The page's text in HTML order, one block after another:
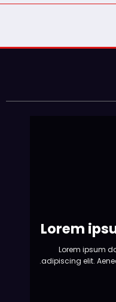
Lorem
Lorem ipsum
adipiscing elit.